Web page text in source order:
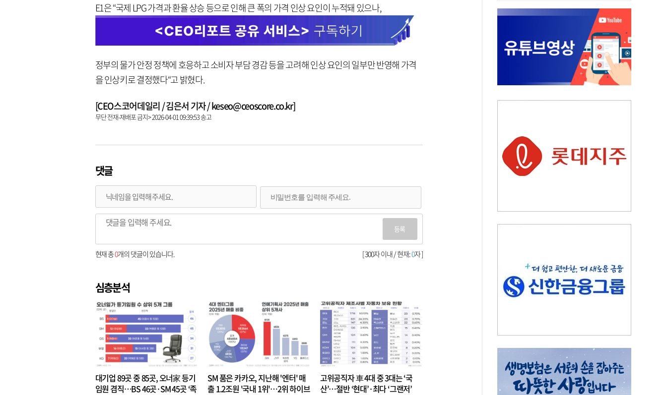
E1은 “국제 LPG 가격과 환율 상승 등으로 인해 큰 폭의 가격 인상 요인이 누적돼 있으나,
정부의 물가 안정 정책에 호응하고 소비자 부담 경감 등을 고려해 인상 요인의 일부만 반영해 가격
을 인상키로 결정했다“고 밝혔다.
[CEO스코어데일리 / 김은서 기자 / keseo@ceoscore.co.kr]
무단 전재-재배포 금지> 2026-04-01 09:39:53 송고
댓글
등록
[ 300자 이내 / 현재:0자 ]
현재 총0개의 댓글이 있습니다.
심층분석
대기업 89곳 중 85곳, 오너家 등기
임원 겸직…BS 46곳·SM 45곳 ‘족
SM 품은 카카오, 지난해 '엔터' 매
출 1.2조원 '국내 1위'…2위 하이브
고위공직자 車 4대 중 3대는 ‘국
산’…절반 ‘현대’·최다 ‘그랜저’